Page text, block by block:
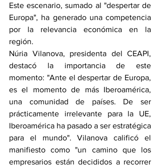
Este escenario, sumado al "despertar de
Europa", ha generado una competencia
por la relevancia económica en la
región.
Núria Vilanova, presidenta del CEAPI,
destacó la importancia de este
momento: "Ante el despertar de Europa,
es el momento de más Iberoamérica,
una comunidad de países. De ser
prácticamente irrelevante para la UE,
Iberoamérica ha pasado a ser estratégica
para el mundo". Vilanova calificó el
manifiesto como "un camino que los
empresarios están decididos a recorrer